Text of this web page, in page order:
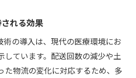
新しい協力体制
管理システムの導入
の影響と対応策
精度の向上
れる効果
術の導入は、現代の医療環境にお
しています。配送回数の減少や土
た物流の変化に対応するため、多